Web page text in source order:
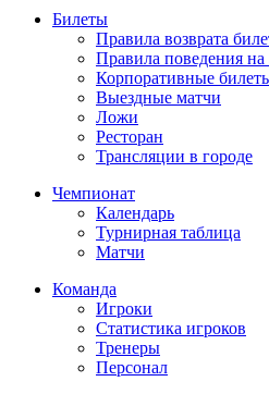
Билеты
Правила возврата
Правила поведения на
Корпоративные
Выездные матчи
Ложи
Ресторан
Трансляции в городе
Чемпионат
Календарь
Турнирная таблица
Матчи
Команда
Игроки
Статистика игроков
Тренеры
Персонал